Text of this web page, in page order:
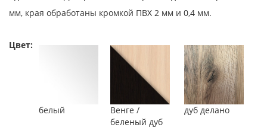
мм, края обработаны кромкой ПВХ 2 мм и 0,4 мм.
Цвет:
белый
Венге /
беленый дуб
дуб делано